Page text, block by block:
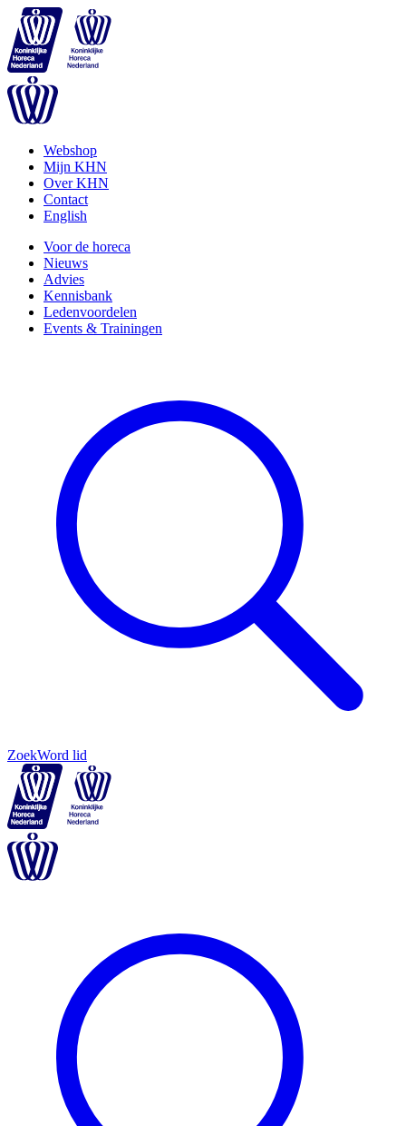
Webshop
Mijn KHN
Over KHN
Contact
English
Voor de horeca
Nieuws
Advies
Kennisbank
Ledenvoordelen
Events & Trainingen
ZoekWord lid